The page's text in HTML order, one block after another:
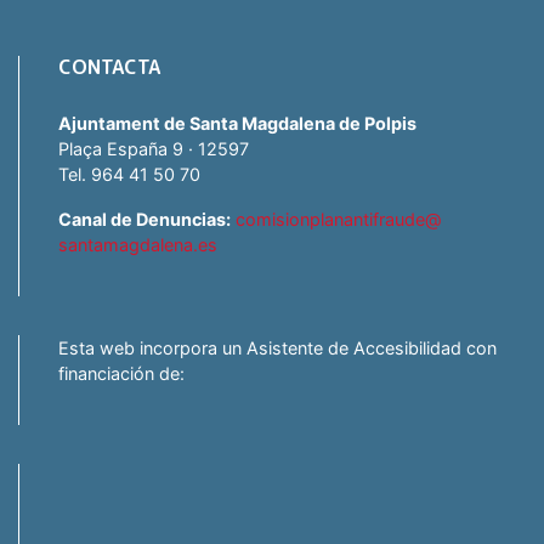
CONTACTA
Ajuntament de Santa Magdalena de Polpis
Plaça España 9 · 12597
Tel. 964 41 50 70
Canal de Denuncias: comisionplanantifraude@
santamagdalena.es
Esta web incorpora un Asistente de Accesibilidad con
financiación de: